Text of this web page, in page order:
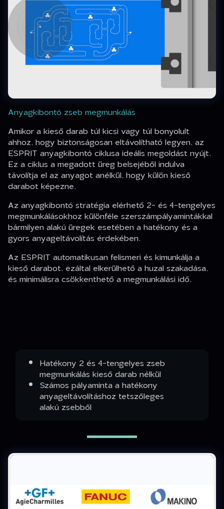
Anyagkibontó zseb megmunkálás
Amikor a kieső darab túl kicsi vagy túl bonyolult
ahhoz, hogy biztonságosan eltávolítható legyen, az
ESPRIT anyagkibontó ciklusa ideális megoldást nyújt.
Ez a ciklus a megadott üreg belsejéből indulva
távolítja el az anyagot anélkül, hogy külön kieső
darabot képezne.
Az anyagkibontó stratégia elérhető 2- és 4-tengelyes
megmunkálásokhoz különféle szerszámpályamintákkal
bármilyen alakú üregek esetében a hatékony és a
gyors anyageltávolítás érdekében.
Az ESPRIT automatikusan felismeri és kimunkálja a
kieső darabot, ezáltal elkerülhető a huzal szakadása,
és minimálisra csökkenthető a megmunkálási idő.
Hatékony 2 és 4-tengelyes zseb
megmunkálás kieső darab nélkül
Számos pályaminta a hatékony
anyageltávolításhoz tetszőleges
alakú zsebből